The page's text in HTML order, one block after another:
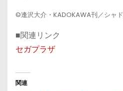
©逢沢大介・KADOKAWA刊／シャ
■関連リンク
セガプラザ
関連